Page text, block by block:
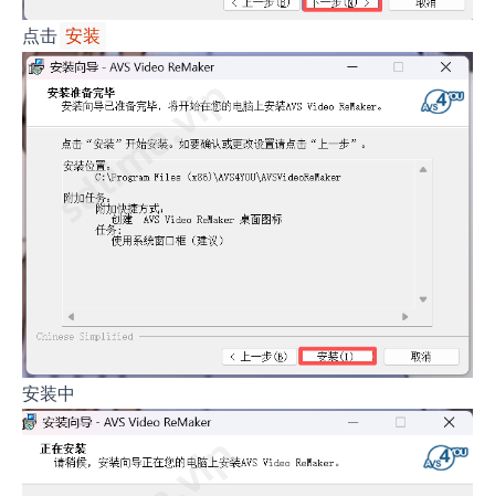
点击 安装
安装中